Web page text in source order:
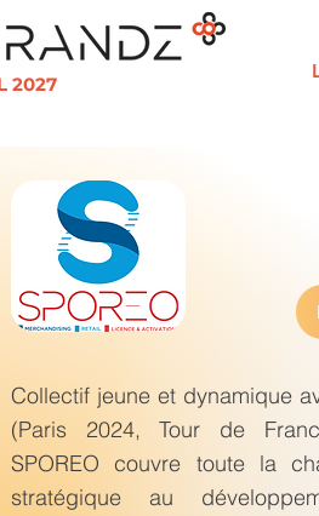
2027
Collectif jeune et dynamique
(Paris 2024, Tour de
SPOREO couvre toute la
stratégique au